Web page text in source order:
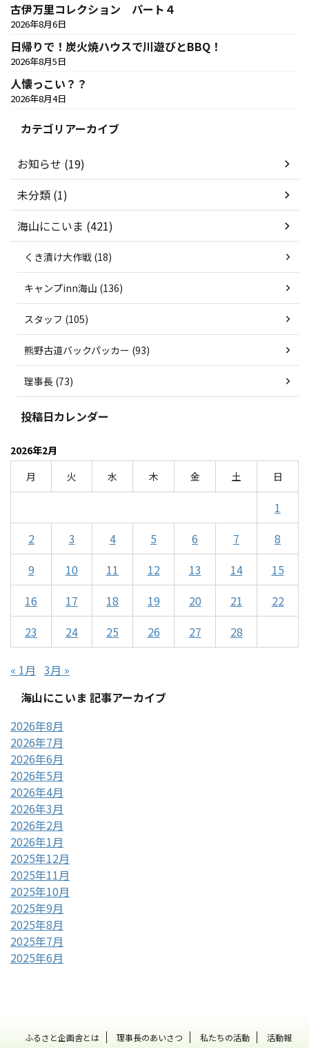
古伊万里コレクション パート４
2026年8月6日
日帰りで！炭火焼ハウスで川遊びとBBQ！
2026年8月5日
人懐っこい？？
2026年8月4日
カテゴリアーカイブ
お知らせ (19)
未分類 (1)
海山にこいま (421)
くき漬け大作戦 (18)
キャンプinn海山 (136)
スタッフ (105)
熊野古道バックパッカー (93)
理事長 (73)
投稿日カレンダー
2026年2月
月
火 水 木 金 土 日
1
2
3 4 5 6 7
8
9
10 11 12 13 14
15
16
17 18 19 20 21
22
23
24 25 26 27 28
« 1月 3月 »
海山にこいま 記事アーカイブ
2026年8月
2026年7月
2026年6月
2026年5月
2026年4月
2026年3月
2026年2月
2026年1月
2025年12月
2025年11月
2025年10月
2025年9月
2025年8月
2025年7月
2025年6月
ふるさと企画舎とは 理事長のあいさつ 私たちの活動 活動報